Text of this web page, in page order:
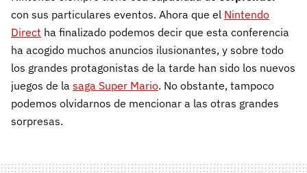
con sus particulares eventos. Ahora que el Nintendo
Direct ha finalizado podemos decir que esta conferencia
ha acogido muchos anuncios ilusionantes, y sobre todo
los grandes protagonistas de la tarde han sido los nuevos
juegos de la saga Super Mario. No obstante, tampoco
podemos olvidarnos de mencionar a las otras grandes
sorpresas.